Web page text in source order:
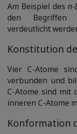
Am Beispiel desn-
den Begriffen
verdeutlicht
Konstitution
Vier C-Atome
verbunden und
C-Atome sind mit
inneren C-Atome
Konformation